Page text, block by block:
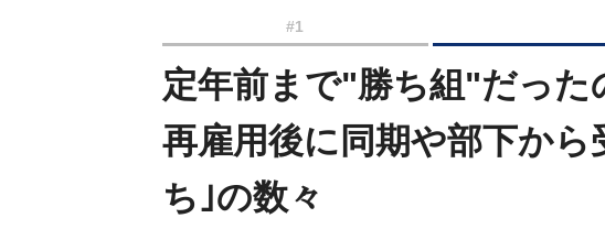
#1
定年前まで"勝ち組"だっ
再雇用後に同期や部下から
ち｣の数々